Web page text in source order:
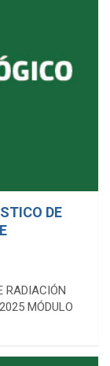
DE
RADIACIÓN
MÓDULO